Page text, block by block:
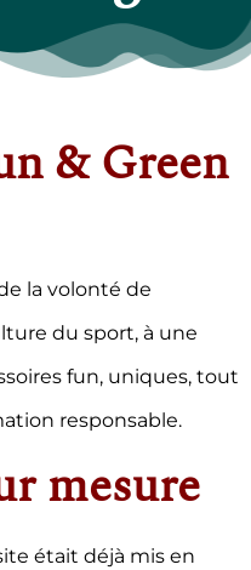
& Green
la volonté de
du sport, à une
fun, uniques, tout
responsable.
mesure
était déjà mis en